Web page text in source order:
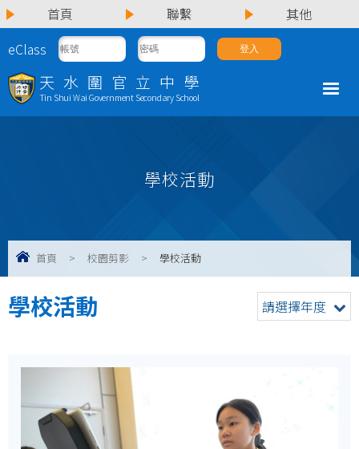
天水圍官立中學
Tin Shui Wai Government Secondary School
首頁 聯繫
其他
eClass
學校活動
首頁 > 校園剪影 > 學校活動
學校活動 請選擇年度